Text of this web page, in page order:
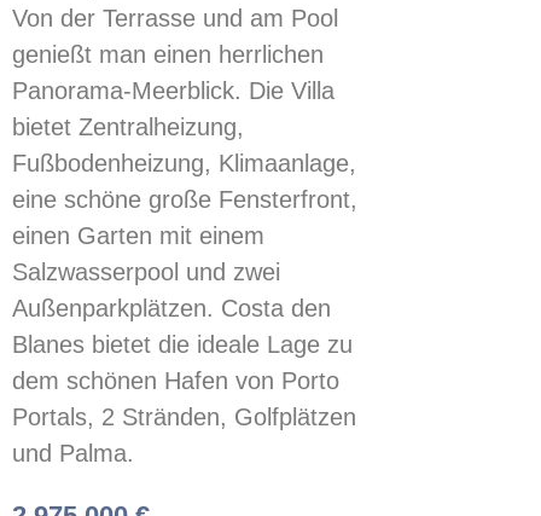
Von der Terrasse und am Pool
genießt man einen herrlichen
Panorama-Meerblick. Die Villa
bietet Zentralheizung,
Fußbodenheizung, Klimaanlage,
eine schöne große Fensterfront,
einen Garten mit einem
Salzwasserpool und zwei
Außenparkplätzen. Costa den
Blanes bietet die ideale Lage zu
dem schönen Hafen von Porto
Portals, 2 Stränden, Golfplätzen
und Palma.